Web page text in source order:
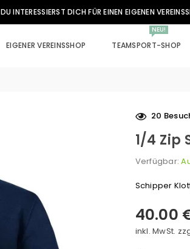
DU INTERESSIERST DICH FÜR EINEN EIGENEN
EIGENER VEREINSSHOP TEAMSPORT-SHOP
NEU!
20
1/4 Zip
Verfügbar:
Schipper
Normaler
Preis
40.00
inkl. MwSt.